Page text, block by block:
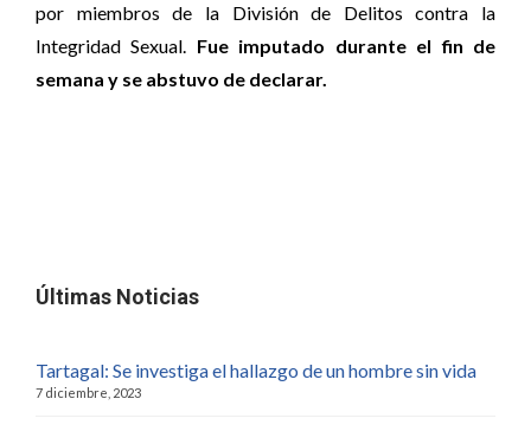
por miembros de la División de Delitos contra la
Integridad Sexual. Fue imputado durante el fin de
semana y se abstuvo de declarar.
Últimas Noticias
Tartagal: Se investiga el hallazgo de un hombre sin vida
7 diciembre, 2023